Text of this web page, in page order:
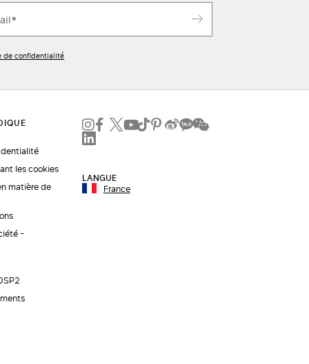
de confidentialité
les cookies
matière de
-
LANGUE
France